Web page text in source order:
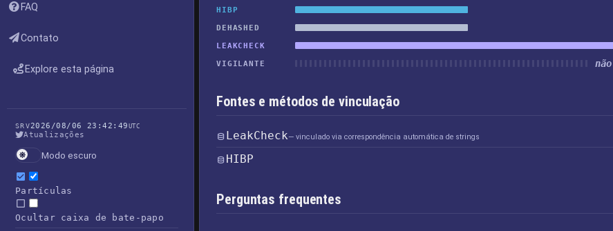
FAQ
Contato
Explore esta página
SRV2026/08/06 23:42:49UTC
Atualizações
Modo escuro
Partículas
Ocultar caixa de bate-papo
HIBP
DEHASHED
LEAKCHECK
VIGILANTE
Fontes e métodos de vinculação
LeakCheck— vinculado via correspondência automática de strings
HIBP
Perguntas frequentes